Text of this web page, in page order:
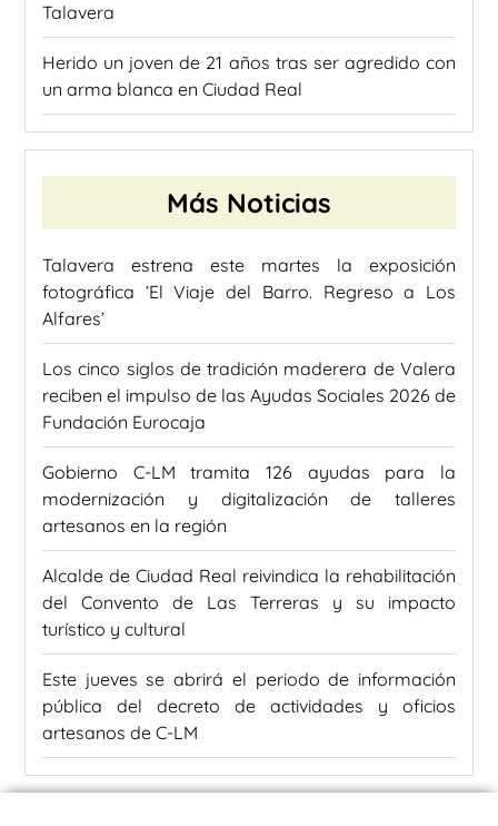
Talavera
Herido un joven de 21 años tras ser agredido con
un arma blanca en Ciudad Real
Más Noticias
Talavera estrena este martes la exposición
fotográfica ‘El Viaje del Barro. Regreso a Los
Alfares’
Los cinco siglos de tradición maderera de Valera
reciben el impulso de las Ayudas Sociales 2026 de
Fundación Eurocaja
Gobierno C-LM tramita 126 ayudas para la
modernización y digitalización de talleres
artesanos en la región
Alcalde de Ciudad Real reivindica la rehabilitación
del Convento de Las Terreras y su impacto
turístico y cultural
Este jueves se abrirá el periodo de información
pública del decreto de actividades y oficios
artesanos de C-LM